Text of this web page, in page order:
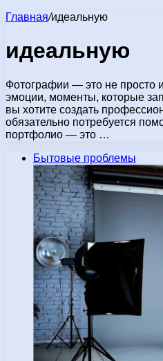
Главная/идеальную
идеальную
Фотографии — это не просто
эмоции, моменты, которые
вы хотите создать
обязательно потребуется
портфолио — это …
Бытовые проблемы